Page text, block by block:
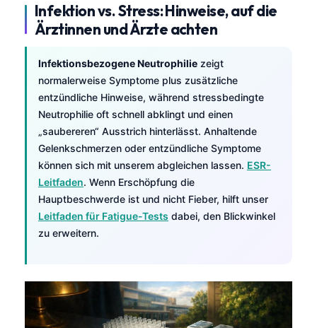
Infektion vs. Stress: Hinweise, auf die
Ärztinnen und Ärzte achten
Infektionsbezogene Neutrophilie zeigt
normalerweise Symptome plus zusätzliche
entzündliche Hinweise, während stressbedingte
Neutrophilie oft schnell abklingt und einen
„saubereren“ Ausstrich hinterlässt. Anhaltende
Gelenkschmerzen oder entzündliche Symptome
können sich mit unserem abgleichen lassen. ESR-
Leitfaden. Wenn Erschöpfung die
Hauptbeschwerde ist und nicht Fieber, hilft unser
Leitfaden für Fatigue-Tests dabei, den Blickwinkel
zu erweitern.